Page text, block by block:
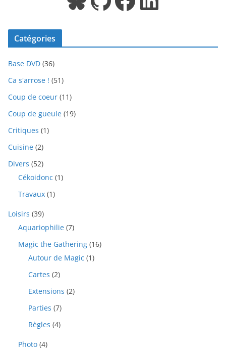
Catégories
Base DVD (36)
Ca s'arrose ! (51)
Coup de coeur (11)
Coup de gueule (19)
Critiques (1)
Cuisine (2)
Divers (52)
Cékoidonc (1)
Travaux (1)
Loisirs (39)
Aquariophilie (7)
Magic the Gathering (16)
Autour de Magic (1)
Cartes (2)
Extensions (2)
Parties (7)
Règles (4)
Photo (4)